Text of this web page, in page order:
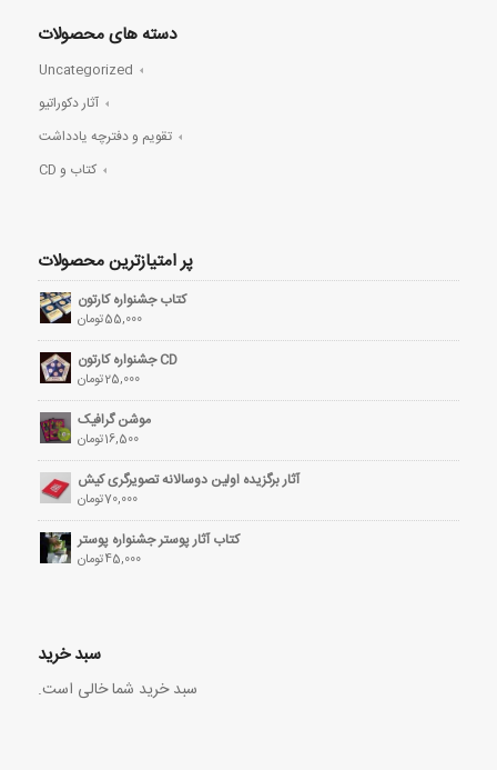
دسته های محصولات
Uncategorized
آثار دکوراتیو
تقویم و دفترچه یادداشت
کتاب و CD
پر امتیازترین محصولات
کتاب جشنواره کارتون
55,000تومان
CD جشنواره کارتون
25,000تومان
موشن گرافیک
16,500تومان
آثار برگزیده اولین دوسالانه تصویرگری کیش
70,000تومان
کتاب آثار پوستر جشنواره پوستر
45,000تومان
سبد خرید
سبد خرید شما خالی است.